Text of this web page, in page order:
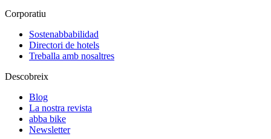
Corporatiu
Sostenabbabilidad
Directori de hotels
Treballa amb nosaltres
Descobreix
Blog
La nostra revista
abba bike
Newsletter